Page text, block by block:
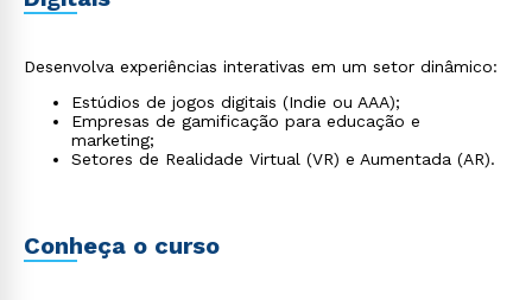
Desenvolva experiências interativas em um setor dinâmico:
Estúdios de jogos digitais (Indie ou AAA);
Empresas de gamificação para educação e
marketing;
Setores de Realidade Virtual (VR) e Aumentada (AR).
Conheça o curso